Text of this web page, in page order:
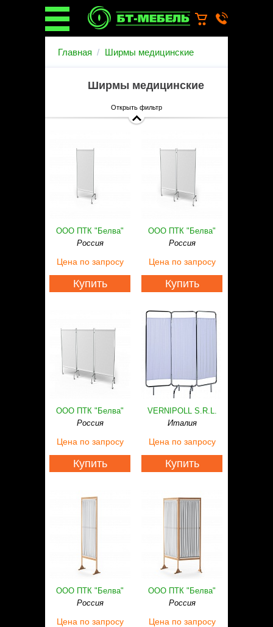
О бренде
Каталог
Монтаж операционных
светильников
Запасные части
Гарантийное обслуживание
Инструкции от производителей
Установка медицинской мебели
Наши объекты
Производители
Дилерам
Статьи
Контакты
Главная Ширмы медицинские
Ширмы медицинские
Открыть фильтр
ООО ПТК "Белва"
Россия
Цена по запросу
Купить
ООО ПТК "Белва"
Россия
Цена по запросу
Купить
ООО ПТК "Белва"
Россия
Цена по запросу
Купить
VERNIPOLL S.R.L.
Италия
Цена по запросу
Купить
ООО ПТК "Белва"
Россия
Цена по запросу
ООО ПТК "Белва"
Россия
Цена по запросу